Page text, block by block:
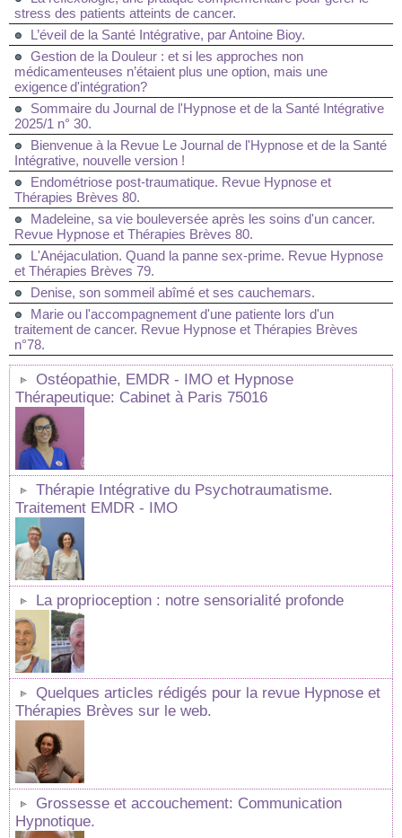
stress des patients atteints de cancer.
L’éveil de la Santé Intégrative, par Antoine Bioy.
Gestion de la Douleur : et si les approches non
médicamenteuses n’étaient plus une option, mais une
exigence d'intégration?
Sommaire du Journal de l'Hypnose et de la Santé Intégrative
2025/1 n° 30.
Bienvenue à la Revue Le Journal de l'Hypnose et de la Santé
Intégrative, nouvelle version !
Endométriose post-traumatique. Revue Hypnose et
Thérapies Brèves 80.
Madeleine, sa vie bouleversée après les soins d'un cancer.
Revue Hypnose et Thérapies Brèves 80.
L'Anéjaculation. Quand la panne sex-prime. Revue Hypnose
et Thérapies Brèves 79.
Denise, son sommeil abîmé et ses cauchemars.
Marie ou l'accompagnement d'une patiente lors d'un
traitement de cancer. Revue Hypnose et Thérapies Brèves
n°78.
Ostéopathie, EMDR - IMO et Hypnose
Thérapeutique: Cabinet à Paris 75016
Thérapie Intégrative du Psychotraumatisme.
Traitement EMDR - IMO
La proprioception : notre sensorialité profonde
Quelques articles rédigés pour la revue Hypnose et
Thérapies Brèves sur le web.
Grossesse et accouchement: Communication
Hypnotique.